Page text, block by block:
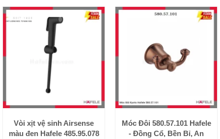
Vòi xịt vệ sinh Airsense
màu đen Hafele 485.95.078
Móc Đôi 580.57.101 Hafele
- Đồng Cổ, Bền Bỉ, An